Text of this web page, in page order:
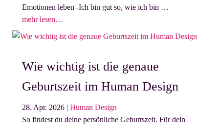
Emotionen leben -Ich bin gut so, wie ich bin …
mehr lesen…
Wie wichtig ist die genaue
Geburtszeit im Human Design
28. Apr. 2026| Human Design
So findest du deine persönliche Geburtszeit. Für dein